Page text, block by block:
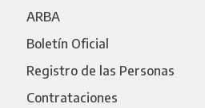
ARBA
Boletín Oficial
Registro de las Personas
Contrataciones